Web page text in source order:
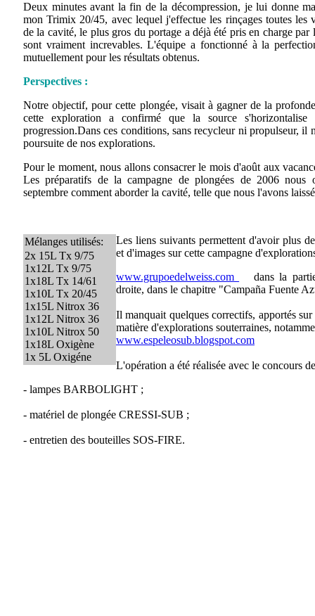
Deux minutes avant la fin de la décompression, je lui donne
mon Trimix 20/45, avec lequel j'effectue les rinçages toutes les
de la cavité, le plus gros du portage a déjà été pris en charge
sont vraiment increvables. L'équipe a fonctionné à la
mutuellement pour les résultats obtenus.
Perspectives :
Notre objectif, pour cette plongée, visait à gagner de la
cette exploration a confirmé que la source
progression.Dans ces conditions, sans recycleur ni propulseur, il
poursuite de nos explorations.
Pour le moment, nous allons consacrer le mois d'août aux
Les préparatifs de la campagne de plongées de 2006 nous
septembre comment aborder la cavité, telle que nous l'avons
Mélanges utilisés:
2x 15L Tx 9/75
1x12L Tx 9/75
1x18L Tx 14/61
1x10L Tx 20/45
1x15L Nitrox 36
1x12L Nitrox 36
1x10L Nitrox 50
1x18L Oxigène
1x 5L Oxigéne
Les liens suivants permettent d'avoir plus
et d'images sur cette campagne
www.grupoedelweiss.com
dans la
droite, dans le chapitre "Campaña Fuente
Il manquait quelques correctifs, apportés
matière d'explorations souterraines,
www.espeleosub.blogspot.com
L'opération a été réalisée avec le concours
- lampes BARBOLIGHT ;
- matériel de plongée CRESSI-SUB ;
- entretien des bouteilles SOS-FIRE.